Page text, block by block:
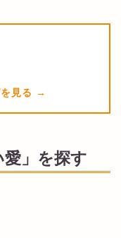
見る
愛」を探す